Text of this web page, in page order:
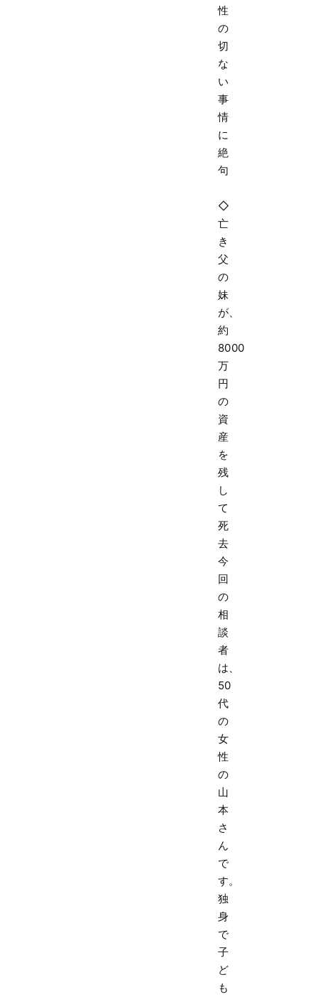
性
の
切
な
い
事
情
に
絶
句
◇
亡
き
父
の
妹
が、
約
8000
万
円
の
資
産
を
残
し
て
死
去
今
回
の
相
談
者
は、
50
代
の
女
性
の
山
本
さ
ん
で
す。
独
身
で
子
ど
も